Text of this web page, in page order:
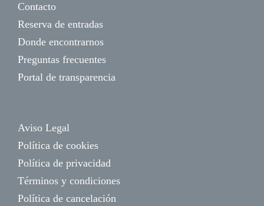
Contacto
Reserva de entradas
Donde encontrarnos
Preguntas frecuentes
Portal de transparencia
Aviso Legal
Política de cookies
Política de privacidad
Términos y condiciones
Política de cancelación